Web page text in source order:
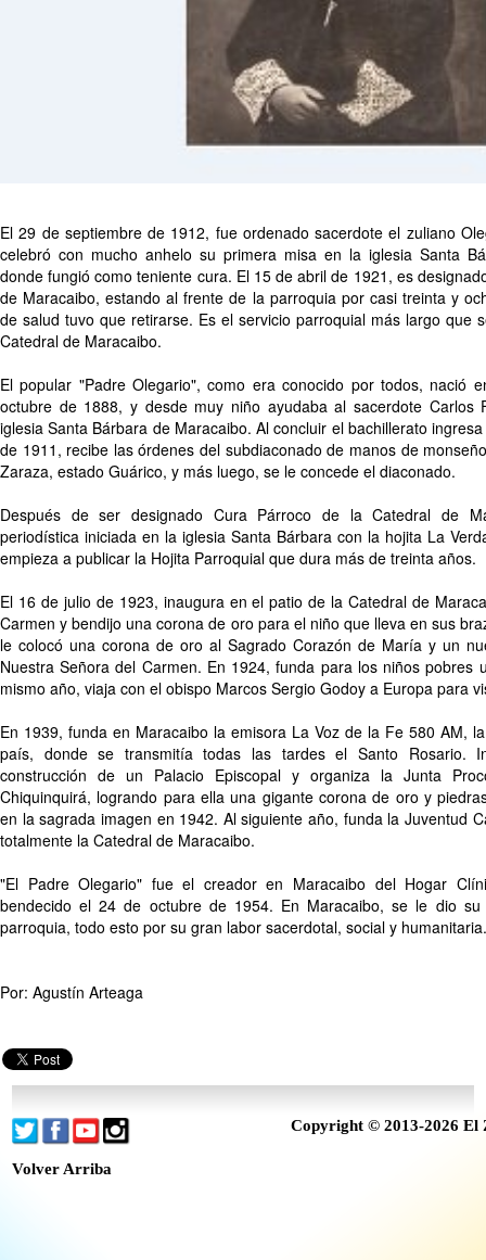
El 29 de septiembre de 1912, fue ordenado sacerdote el zuliano
celebró con mucho anhelo su primera misa en la iglesia Santa
donde fungió como teniente cura. El 15 de abril de 1921, es
de Maracaibo, estando al frente de la parroquia por casi treinta y
de salud tuvo que retirarse. Es el servicio parroquial más largo que
Catedral de Maracaibo.
El popular "Padre Olegario", como era conocido por todos, nació
octubre de 1888, y desde muy niño ayudaba al sacerdote Carlos
iglesia Santa Bárbara de Maracaibo. Al concluir el bachillerato
de 1911, recibe las órdenes del subdiaconado de manos de
Zaraza, estado Guárico, y más luego, se le concede el diaconado.
Después de ser designado Cura Párroco de la Catedral de
periodística iniciada en la iglesia Santa Bárbara con la hojita La
empieza a publicar la Hojita Parroquial que dura más de treinta años.
El 16 de julio de 1923, inaugura en el patio de la Catedral de
Carmen y bendijo una corona de oro para el niño que lleva en sus
le colocó una corona de oro al Sagrado Corazón de María y un
Nuestra Señora del Carmen. En 1924, funda para los niños pobres
mismo año, viaja con el obispo Marcos Sergio Godoy a Europa para
En 1939, funda en Maracaibo la emisora La Voz de la Fe 580 AM,
país, donde se transmitía todas las tardes el Santo Rosario.
construcción de un Palacio Episcopal y organiza la Junta
Chiquinquirá, logrando para ella una gigante corona de oro y
en la sagrada imagen en 1942. Al siguiente año, funda la Juventud
totalmente la Catedral de Maracaibo.
"El Padre Olegario" fue el creador en Maracaibo del Hogar
bendecido el 24 de octubre de 1954. En Maracaibo, se le dio
parroquia, todo esto por su gran labor sacerdotal, social y humanitaria.
Por: Agustín Arteaga
Copyright © 2013-2026 El
Volver Arriba